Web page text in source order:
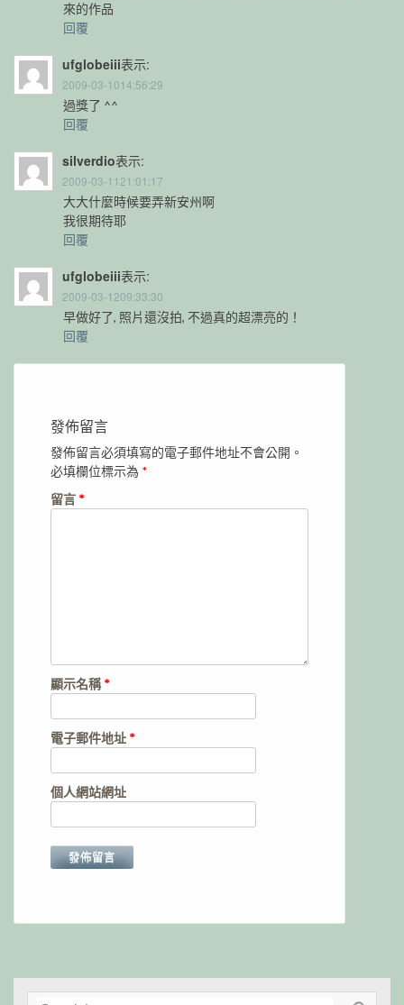
來的作品
回覆
ufglobeiii表示:
2009-03-1014:56:29
過獎了 ^^
回覆
silverdio表示:
2009-03-1121:01:17
大大什麼時候要弄新安州啊
我很期待耶
回覆
ufglobeiii表示:
2009-03-1209:33:30
早做好了, 照片還沒拍, 不過真的超漂亮的！
回覆
發佈留言
發佈留言必須填寫的電子郵件地址不會公開。
必填欄位標示為 *
留言 *
顯示名稱*
電子郵件地址 *
個人網站網址